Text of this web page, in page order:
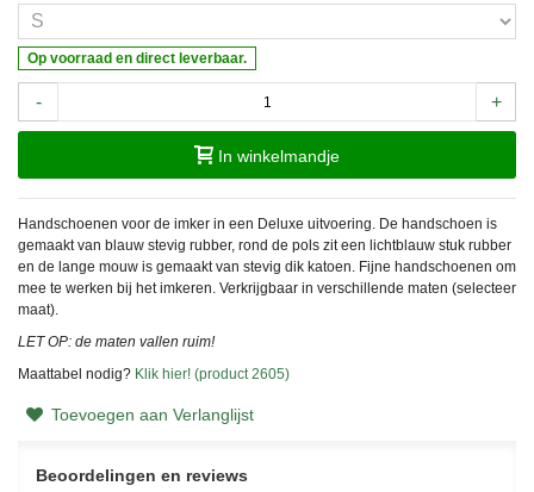
Op voorraad en direct leverbaar.
- +
In winkelmandje
Handschoenen voor de imker in een Deluxe uitvoering. De handschoen is
gemaakt van blauw stevig rubber, rond de pols zit een lichtblauw stuk rubber
en de lange mouw is gemaakt van stevig dik katoen. Fijne handschoenen om
mee te werken bij het imkeren. Verkrijgbaar in verschillende maten (selecteer
maat).
LET OP: de maten vallen ruim!
Maattabel nodig? Klik hier! (product 2605)
Toevoegen aan Verlanglijst
Beoordelingen en reviews